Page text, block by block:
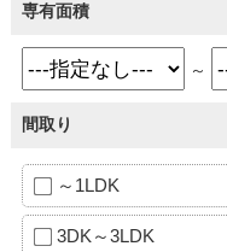
専有面積
～
間取り
～1LDK
3DK～3LDK